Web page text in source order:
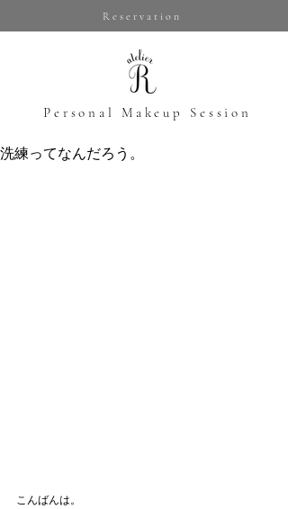
Reservation
​Personal Makeup Session
洗練ってなんだろう。
こんばんは。